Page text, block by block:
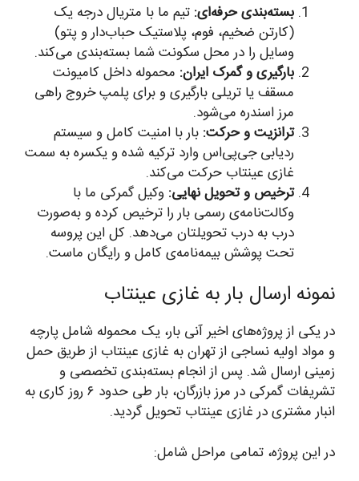
بسته‌بندی حرفه‌ای: تیم ما با متریال درجه یک
(کارتن ضخیم، فوم، پلاستیک حباب‌دار و پتو)
وسایل را در محل سکونت شما بسته‌بندی می‌کند.
بارگیری و گمرک ایران: محموله داخل کامیونت
مسقف یا تریلی بارگیری و برای پلمپ خروج راهی
مرز اسندره می‌شود.
ترانزیت و حرکت: بار با امنیت کامل و سیستم
ردیابی جی‌پی‌اس وارد ترکیه شده و یکسره به سمت
غازی عینتاب حرکت می‌کند.
ترخیص و تحویل نهایی: وکیل گمرکی ما با
وکالت‌نامه‌ی رسمی بار را ترخیص کرده و به‌صورت
درب به درب تحویلتان می‌دهد. کل این پروسه
تحت پوشش بیمه‌نامه‌ی کامل و رایگان ماست.
نمونه ارسال بار به غازی عینتاب
در یکی از پروژه‌های اخیر آنی بار، یک محموله شامل پارچه
و مواد اولیه نساجی از تهران به غازی عینتاب از طریق حمل
زمینی ارسال شد. پس از انجام بسته‌بندی تخصصی و
تشریفات گمرکی در مرز بازرگان، بار طی حدود ۶ روز کاری به
انبار مشتری در غازی عینتاب تحویل گردید.
در این پروژه، تمامی مراحل شامل: